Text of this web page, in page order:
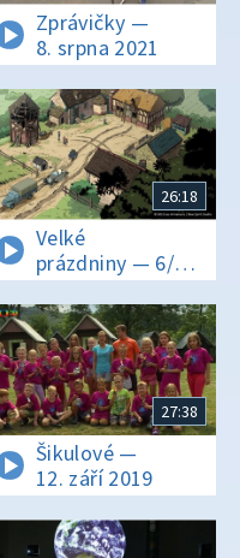
Zprávičky —
8. srpna 2021
26:18
Velké
prázdniny — 6/10
Spadlý z nebe
27:38
Šikulové —
12. září 2019